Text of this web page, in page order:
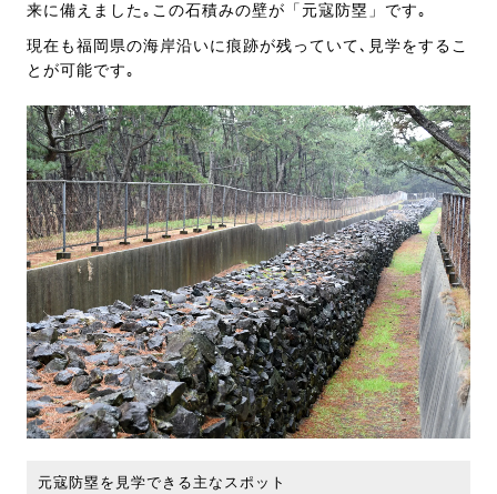
来に備えました｡この石積みの壁が「元寇防塁」です｡
現在も福岡県の海岸沿いに痕跡が残っていて､見学をするこ
とが可能です｡
元寇防塁を見学できる主なスポット